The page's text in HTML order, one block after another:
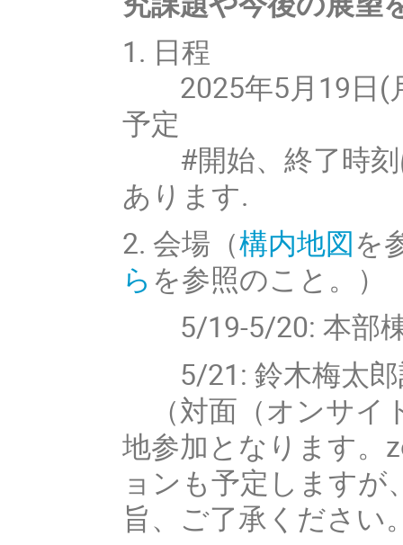
1. 日程
2025年5月19日(
予定
#開始、終了時刻
あります.
2. 会場（構内地図を
ら を参照のこと。）
5/19-5/20: 本部棟
5/21: 鈴木梅太郎
（対面（オンサイ
地参加となります。
ョンも予定します
旨、ご了承ください